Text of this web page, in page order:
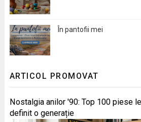
În pantofii mei
ARTICOL PROMOVAT
Nostalgia anilor '90: Top 100 piese
definit o generație